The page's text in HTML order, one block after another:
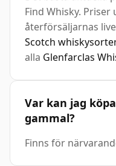
Find Whisky.
återförsäljarnas
Scotch
alla Glenfarclas
Var kan jag
gammal?
Finns för